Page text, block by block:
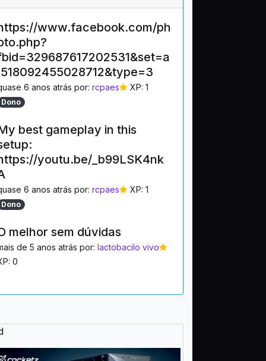
www.facebook.com/ph
6 anos atrás por: rcpaes XP: 1
Dono
best gameplay in this
youtu.be/_b99LSK4nk
6 anos atrás por: rcpaes XP: 1
Dono
melhor sem dúvidas
de 5 anos atrás por: lactobacilo vivo
0